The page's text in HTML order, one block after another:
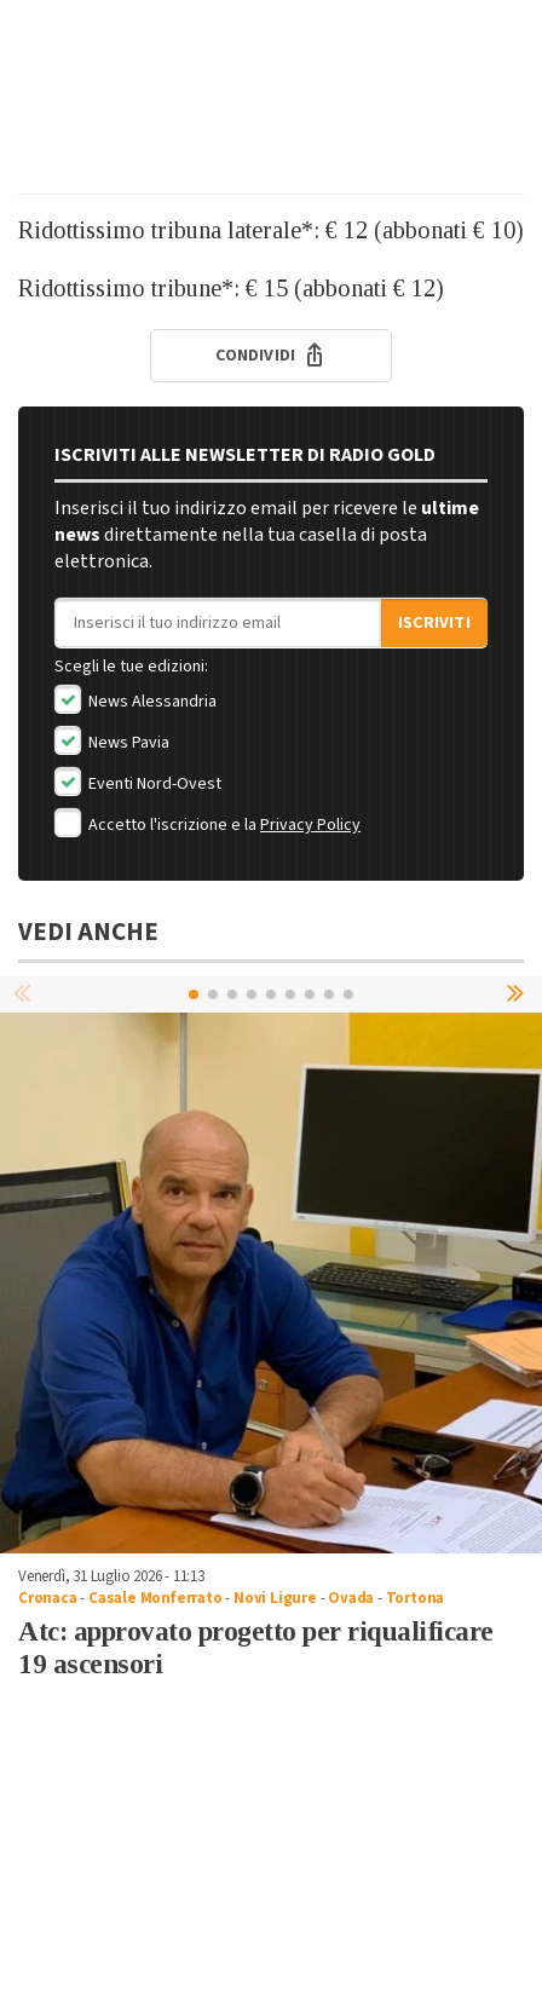
Ridottissimo tribuna laterale*: € 12 (abbonati € 10)
Ridottissimo tribune*: € 15 (abbonati € 12)
CONDIVIDI
ISCRIVITI ALLE NEWSLETTER DI RADIO GOLD
Inserisci il tuo indirizzo email per ricevere le ultime
newsdirettamente nella tua casella di posta
elettronica.
Indirizzo email
ISCRIVITI
Scegli le tue edizioni:
News Alessandria
News Pavia
Eventi Nord-Ovest
Accetto l'iscrizione e la Privacy Policy
VEDI ANCHE
Venerdì, 31 Luglio 2026 - 11:13
Cronaca- Casale Monferrato- Novi Ligure -Ovada - Tortona
Atc: approvato progetto per riqualificare
19 ascensori